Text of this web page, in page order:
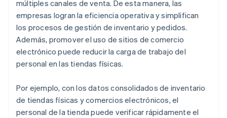
múltiples canales de venta. De esta manera, las
empresas logran la eficiencia operativa y simplifican
los procesos de gestión de inventario y pedidos.
Además, promover el uso de sitios de comercio
electrónico puede reducir la carga de trabajo del
personal en las tiendas físicas.
Por ejemplo, con los datos consolidados de inventario
de tiendas físicas y comercios electrónicos, el
personal de la tienda puede verificar rápidamente el